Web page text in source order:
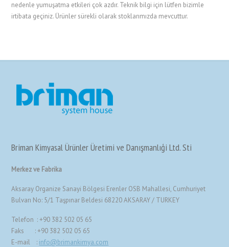
nedenle yumuşatma etkileri çok azdır. Teknik bilgi için lütfen bizimle
irtibata geçiniz. Ürünler sürekli olarak stoklarımızda mevcuttur.
Briman Kimyasal Ürünler Üretimi ve Danışmanlıģi Ltd. Sti
Merkez ve Fabrika
Aksaray Organize Sanayi Bölgesi Erenler OSB Mahallesi, Cumhuriyet
Bulvarı No: 5/1 Taşpınar Beldesi 68220 AKSARAY / TURKEY
Telefon : +90 382 502 05 65
Faks : +90 382 502 05 65
E-mail : info@brimankimya.com